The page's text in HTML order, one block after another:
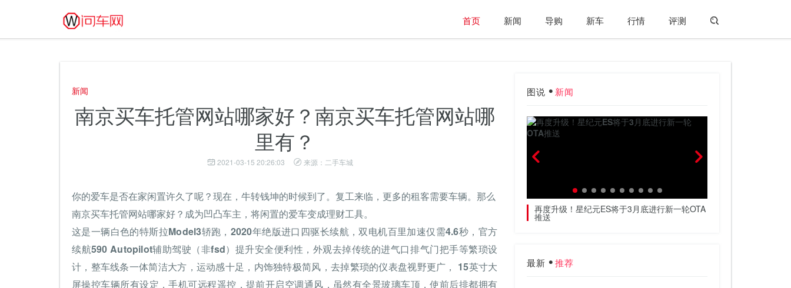
首页 新闻 导购 新车 行情 评测
新闻
南京买车托管网站哪家好？南京买车托管网站哪
里有？
2021-03-15 20:26:03 来源：二手车城
你的爱车是否在家闲置许久了呢？现在，牛转钱坤的时候到了。复工来临，更多的租客需要车辆。那么
南京买车托管网站哪家好？成为凹凸车主，将闲置的爱车变成理财工具。
这是一辆白色的特斯拉Model3轿跑，2020年绝版进口四驱长续航，双电机百里加速仅需4.6秒，官方
续航590 Autopilot辅助驾驶（非fsd）提升安全便利性，外观去掉传统的进气口排气门把手等繁琐设
计，整车线条一体简洁大方，运动感十足，内饰独特极简风，去掉繁琐的仪表盘视野更广， 15英寸大
屏操控车辆所有设定，手机可远程遥控，提前开启空调通风，虽然有全景玻璃车顶，使前后排都拥有
图说 新闻
春日畅享出行体验，iCAR 03潮流方盒子为春天
加满“料”
再度升级！星纪元ES将于3月底进行新一轮OTA
推送
最新 推荐